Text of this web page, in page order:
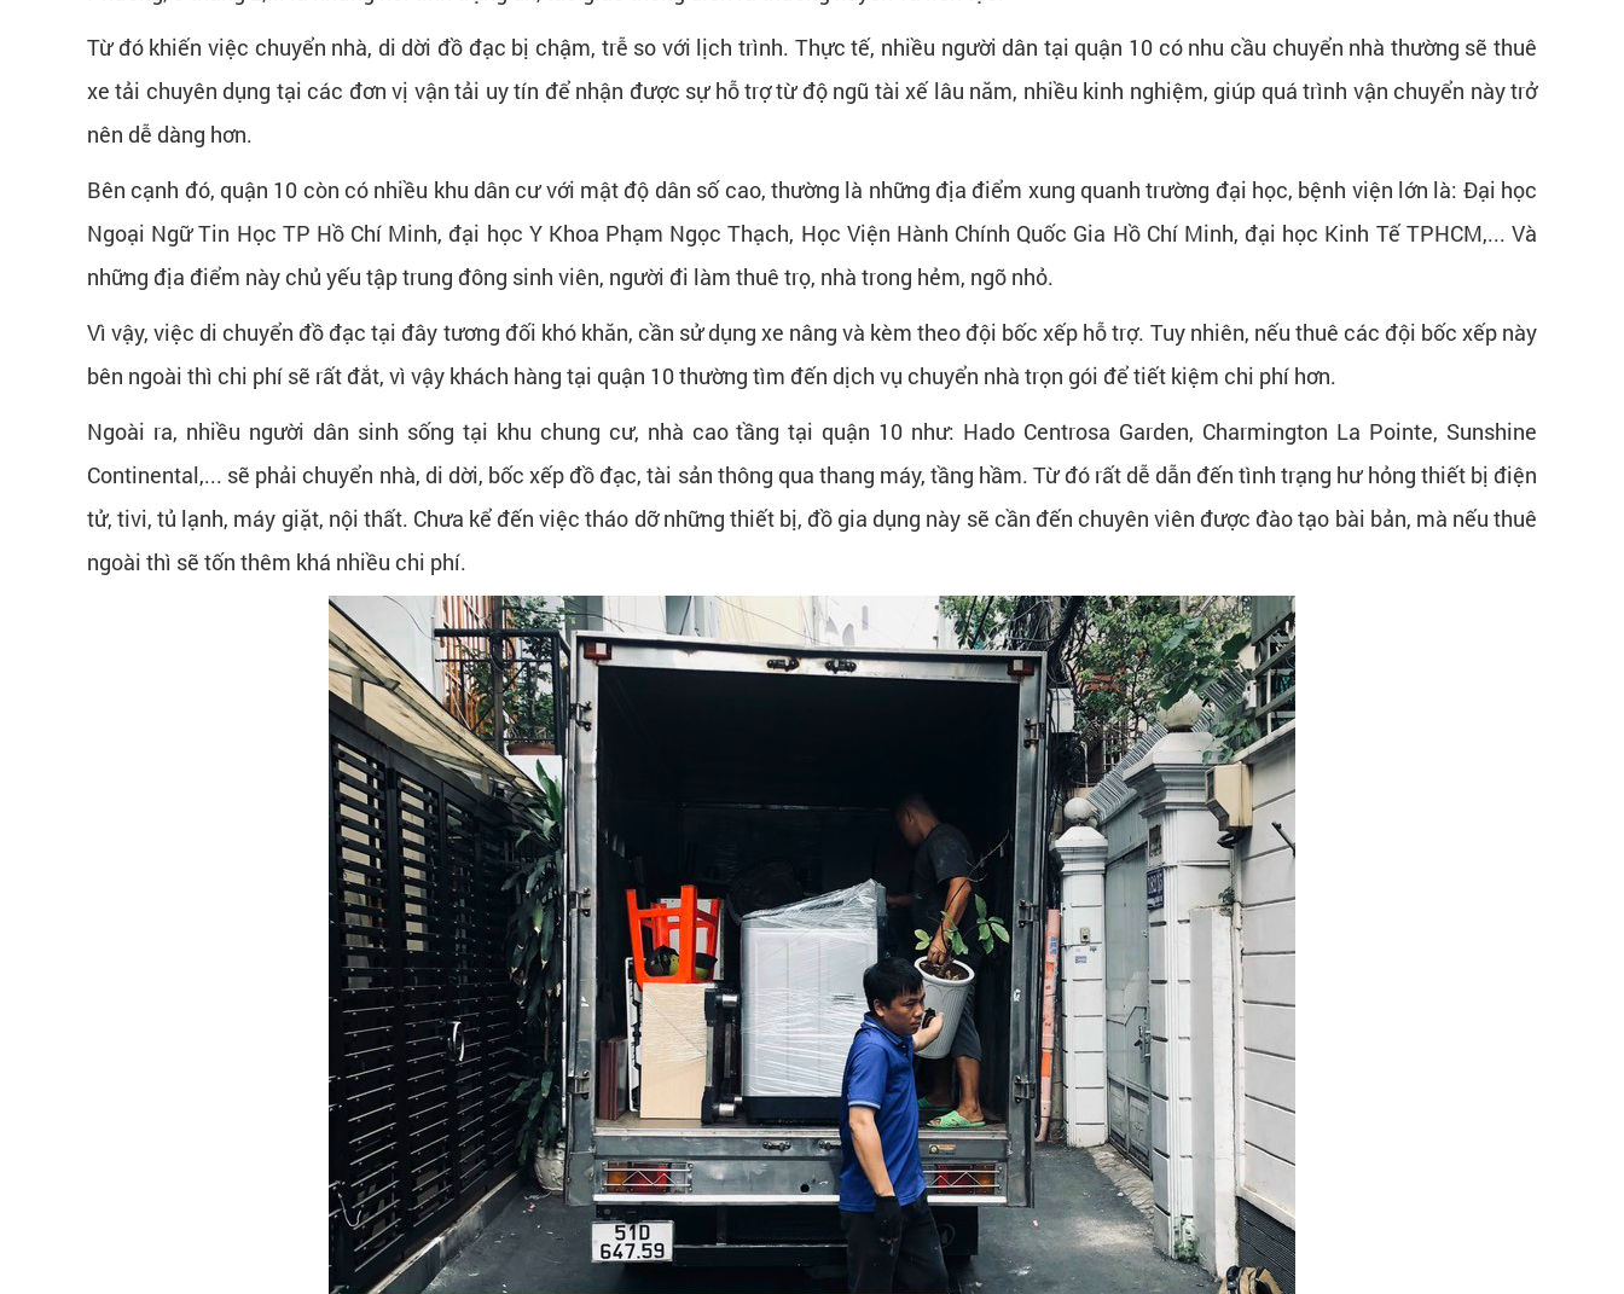
Từ đó khiến việc chuyển nhà, di dời đồ đạc bị chậm, trễ so với lịch trình. Thực tế, nhiều người dân tại quận 10 có nhu cầu chuyển nhà thường sẽ thuê
xe tải chuyên dụng tại các đơn vị vận tải uy tín để nhận được sự hỗ trợ từ độ ngũ tài xế lâu năm, nhiều kinh nghiệm, giúp quá trình vận chuyển này trở
nên dễ dàng hơn.
Bên cạnh đó, quận 10 còn có nhiều khu dân cư với mật độ dân số cao, thường là những địa điểm xung quanh trường đại học, bệnh viện lớn là: Đại học
Ngoại Ngữ Tin Học TP Hồ Chí Minh, đại học Y Khoa Phạm Ngọc Thạch, Học Viện Hành Chính Quốc Gia Hồ Chí Minh, đại học Kinh Tế TPHCM,... Và
những địa điểm này chủ yếu tập trung đông sinh viên, người đi làm thuê trọ, nhà trong hẻm, ngõ nhỏ.
Vì vậy, việc di chuyển đồ đạc tại đây tương đối khó khăn, cần sử dụng xe nâng và kèm theo đội bốc xếp hỗ trợ. Tuy nhiên, nếu thuê các đội bốc xếp này
bên ngoài thì chi phí sẽ rất đắt, vì vậy khách hàng tại quận 10 thường tìm đến dịch vụ chuyển nhà trọn gói để tiết kiệm chi phí hơn.
Ngoài ra, nhiều người dân sinh sống tại khu chung cư, nhà cao tầng tại quận 10 như: Hado Centrosa Garden, Charmington La Pointe, Sunshine
Continental,... sẽ phải chuyển nhà, di dời, bốc xếp đồ đạc, tài sản thông qua thang máy, tầng hầm. Từ đó rất dễ dẫn đến tình trạng hư hỏng thiết bị điện
tử, tivi, tủ lạnh, máy giặt, nội thất. Chưa kể đến việc tháo dỡ những thiết bị, đồ gia dụng này sẽ cần đến chuyên viên được đào tạo bài bản, mà nếu thuê
ngoài thì sẽ tốn thêm khá nhiều chi phí.